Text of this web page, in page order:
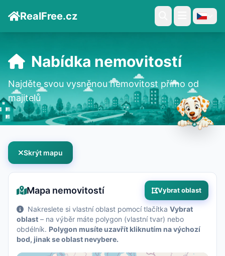
RealFree.cz
Nabídka nemovitostí
Najděte svou vysněnou nemovitost přímo od
majitelů
Skrýt mapu
Mapa nemovitostí Vybrat oblast
Nakreslete si vlastní oblast pomocí tlačítka Vybrat
oblast – na výběr máte polygon (vlastní tvar) nebo
obdélník. Polygon musíte uzavřít kliknutím na výchozí
bod, jinak se oblast nevybere.